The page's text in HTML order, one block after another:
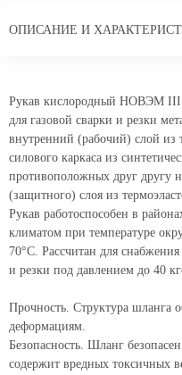
ОПИСАНИЕ И
Рукав кислородный НОВЭМ III
для газовой сварки и резки
внутренний (рабочий) слой из
силового каркаса из
противоположных друг другу
(защитного) слоя из
Рукав работоспособен в
климатом при температуре
70°С. Рассчитан для
и резки под давлением до 40
Прочность. Структура шланга
деформациям.
Безопасность. Шланг
содержит вредных токсичных